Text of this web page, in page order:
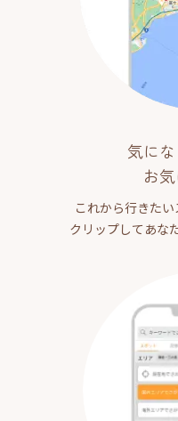
気に
お
これから行きた
クリップしてあな